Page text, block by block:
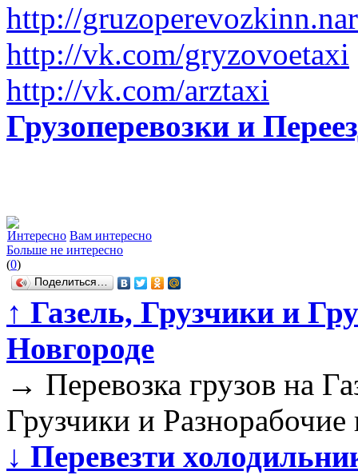
http://
http://vk.com/gryzovoetaxi
http://vk.com/arztaxi
Грузоперевозки и
Интересно Вам интересно
Больше не интересно
(0)
Поделиться…
↑ Газель, Грузчики и
Новгороде
→ Перевозка грузов на
Грузчики и Разнорабочие
↓ Перевезти